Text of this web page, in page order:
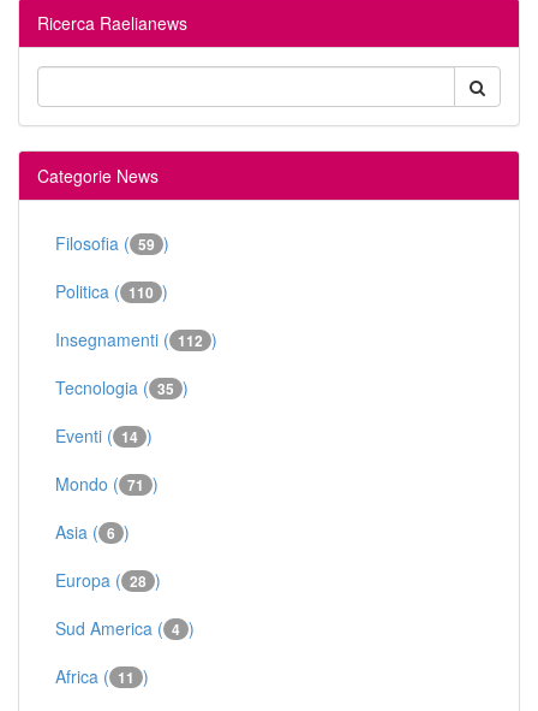
Ricerca Raelianews
Categorie News
Filosofia ( 59 )
Politica ( 110 )
Insegnamenti ( 112 )
Tecnologia ( 35 )
Eventi ( 14 )
Mondo ( 71 )
Asia ( 6 )
Europa ( 28 )
Sud America ( 4 )
Africa ( 11 )